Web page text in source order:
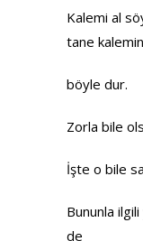
Kalemi al
tane
böyle dur.
Zorla bile
İşte o bile
Bununla
de